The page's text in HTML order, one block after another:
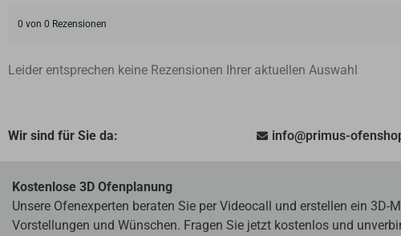
0 von 0 Rezensionen
Leider entsprechen keine Rezensionen Ihrer aktuellen Auswahl
Wir sind für Sie da: info@primus-
Kostenlose 3D Ofenplanung
Unsere Ofenexperten beraten Sie per Videocall und erstellen ein 3D-
Vorstellungen und Wünschen. Fragen Sie jetzt kostenlos und